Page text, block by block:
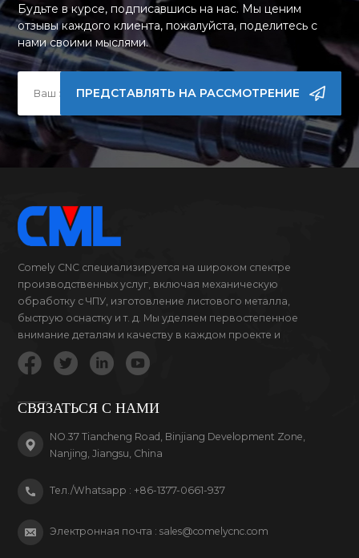
Будьте в курсе, подписавшись на нас. Мы ценим
отзывы каждого клиента, пожалуйста, поделитесь с
нами своими мыслями.
ПРЕДСТАВЛЯТЬ НА РАССМОТРЕНИЕ
Comely CNC специализируется на широком спектре
производственных услуг, включая механическую
обработку с ЧПУ, изготовление листового металла,
быструю оснастку и т. д. Мы уделяем первостепенное
внимание деталям и качеству в каждом проекте и
продукте, за который мы беремся.
СВЯЗАТЬСЯ С НАМИ
NO.37 Tiancheng Road, Binjiang Development Zone,
Nanjing, Jiangsu, China
Тел./Whatsapp : +86-1377-0661-937
Электронная почта :sales@comelycnc.com